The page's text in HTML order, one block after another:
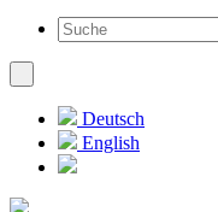
Deutsch
English